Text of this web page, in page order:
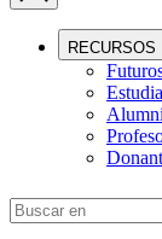
RECURSOS
Alumni